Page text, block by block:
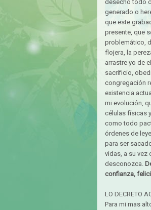
desecho todo
generado o
que este
presente, que
problemático,
flojera, la
arrastre yo de
sacrificio,
congregación
existencia
mi evolución,
células físicas
como todo
órdenes de
para ser
vidas, a su vez
desconozca.
confianza,
LO DECRETO
Para mi mas